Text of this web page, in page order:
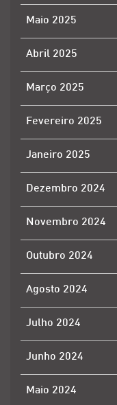
Maio 2025
Abril 2025
Março 2025
Fevereiro 2025
Janeiro 2025
Dezembro 2024
Novembro 2024
Outubro 2024
Agosto 2024
Julho 2024
Junho 2024
Maio 2024